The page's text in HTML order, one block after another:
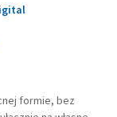
formie, bez